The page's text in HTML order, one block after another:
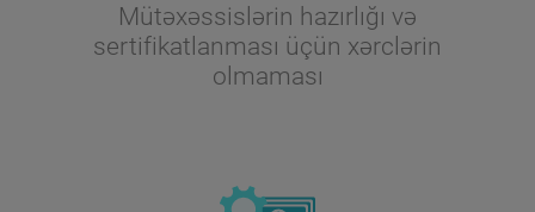
Mütəxəssislərin hazırlığı və
sertifikatlanması üçün xərclərin
olmaması